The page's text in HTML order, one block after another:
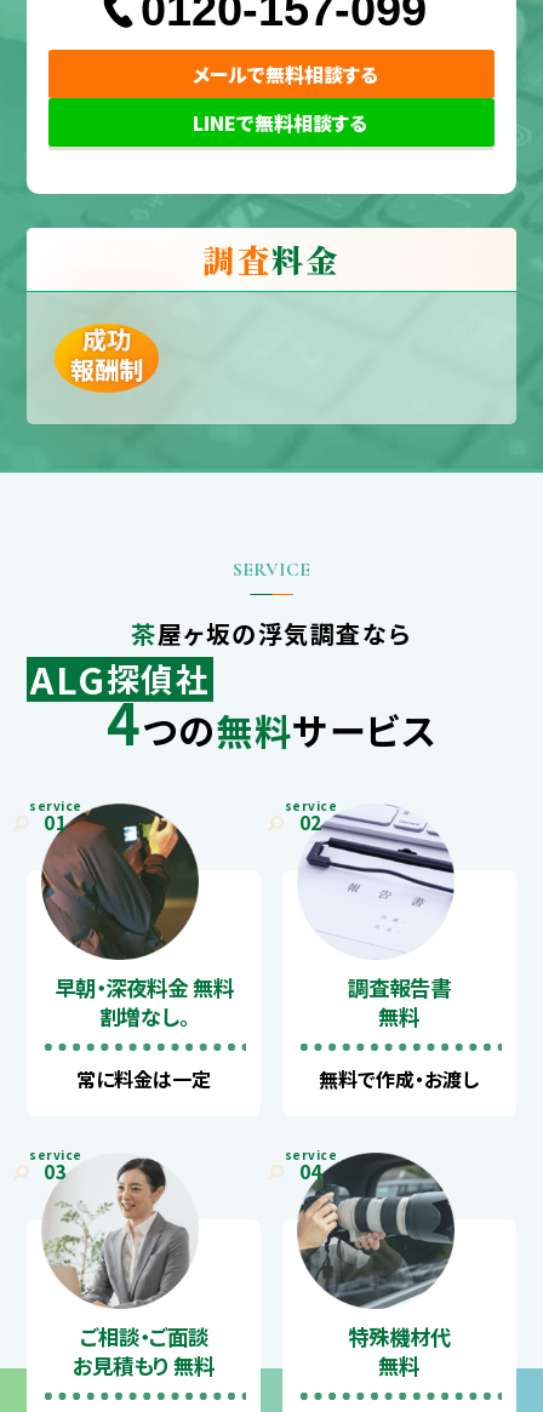
メールで無料相談する
LINEで無料相談する
調査料金
成功
報酬制
茶屋ヶ坂の浮気調査なら
ALG探偵社
4つの無料サービス
service
01
早朝・深夜料金 無料
割増なし。
常に料金は一定
service
02
調査報告書
無料
無料で作成・お渡し
service
03
ご相談・ご面談
お見積もり 無料
service
04
特殊機材代
無料